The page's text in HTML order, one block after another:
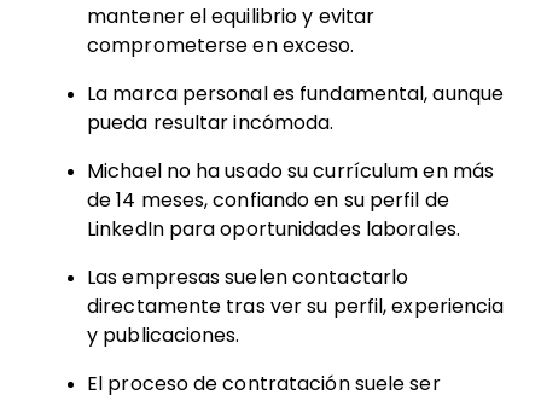
mantener el equilibrio y evitar
comprometerse en exceso.
La marca personal es fundamental, aunque
pueda resultar incómoda.
Michael no ha usado su currículum en más
de 14 meses, confiando en su perfil de
LinkedIn para oportunidades laborales.
Las empresas suelen contactarlo
directamente tras ver su perfil, experiencia
y publicaciones.
El proceso de contratación suele ser